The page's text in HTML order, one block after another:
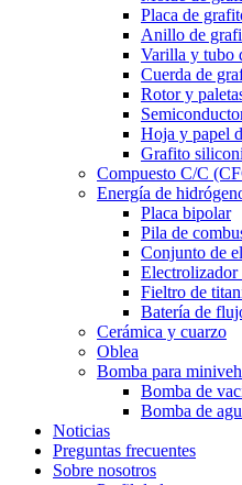
Placa de
Anillo de
Varilla y tubo
Cuerda de
Rotor y
Hoja y papel
Grafito
Compuesto C/C
Energía de
Placa bipolar
Pila de
Conjunto de
Fieltro de
Batería de
Cerámica y cuarzo
Oblea
Bomba para
Bomba de
Bomba de
Noticias
Preguntas frecuentes
Sobre nosotros